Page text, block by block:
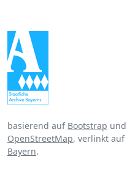
basierend auf Bootstrap und
OpenStreetMap, verlinkt auf
Bayern.